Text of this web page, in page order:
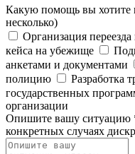
Какую помощь вы хотите
несколько)
Организация переезда
кейса на убежище
анкетами и документами
полицию
Разработка
государственных
организации
Опишите вашу ситуацию
конкретных случаях